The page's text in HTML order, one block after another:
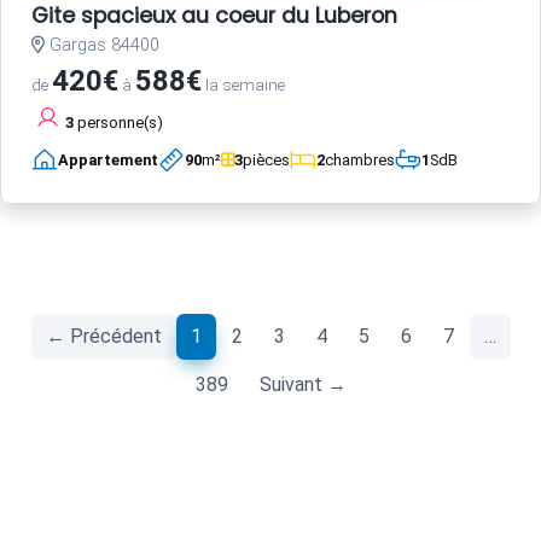
Gite spacieux au coeur du Luberon
Gargas 84400
de420€ à 588€ la semaine
3 personne(s)
Appartement 90m² 3pièces 2chambres 1SdB
← Précédent 1 (current)
2 3 4 5 6 7 …
389 Suivant →